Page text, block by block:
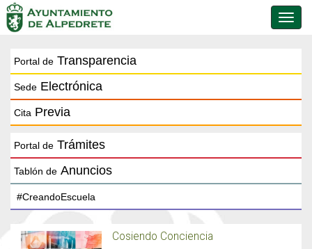
de
Portal de Transparencia
Sede Electrónica
Cita Previa
Portal de Trámites
Tablón de Anuncios
Cosiendo Conciencia